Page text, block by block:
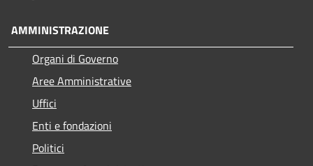
AMMINISTRAZIONE
Organi di Governo
Aree Amministrative
Uffici
Enti e fondazioni
Politici